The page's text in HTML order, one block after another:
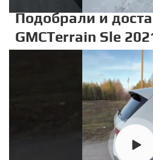
Подобрали и
GMCTerrain Sle
Юрьевича